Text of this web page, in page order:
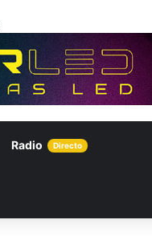
Radio Directo